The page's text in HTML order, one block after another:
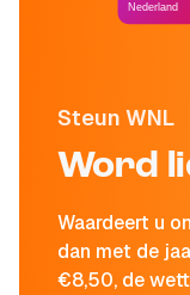
Steun WNL
Word
Waardeert u
dan met de
€8,50, de
Nederland